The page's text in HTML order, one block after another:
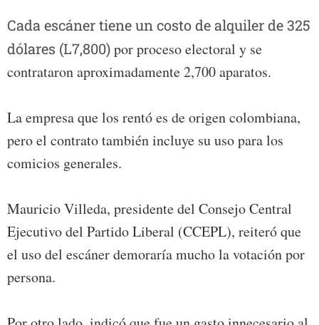
Cada escáner tiene un costo de alquiler de 325
dólares (L7,800)por proceso electoral y se
contrataron aproximadamente 2,700 aparatos.
La empresa que los rentó es de origen colombiana,
pero el contrato también incluye su uso para los
comicios generales.
Mauricio Villeda, presidente del Consejo Central
Ejecutivo del Partido Liberal (CCEPL), reiteró que
el uso del escáner demoraría mucho la votación por
persona.